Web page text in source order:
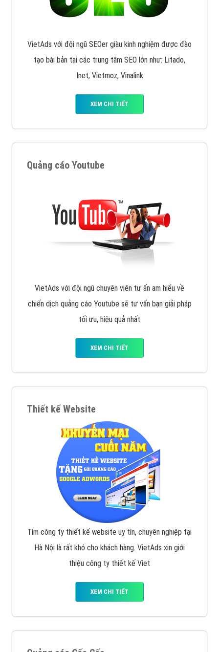
VietAds với đội ngũ SEOer giàu kinh nghiệm được đào
tạo bài bản tại các trung tâm SEO lớn như: Litado,
Inet, Vietmoz, Vinalink
XEM CHI TIẾT
Quảng cáo Youtube
VietAds với đội ngũ chuyên viên tư ấn am hiểu về
chiến dịch quảng cáo Youtube sẽ tư vấn bạn giải pháp
tối ưu, hiệu quả nhất
XEM CHI TIẾT
Thiết kế Website
Tìm công ty thiết kế website uy tín, chuyên nghiệp tại
Hà Nội là rất khó cho khách hàng. VietAds xin giới
thiệu công ty thiết kế Viet
XEM CHI TIẾT